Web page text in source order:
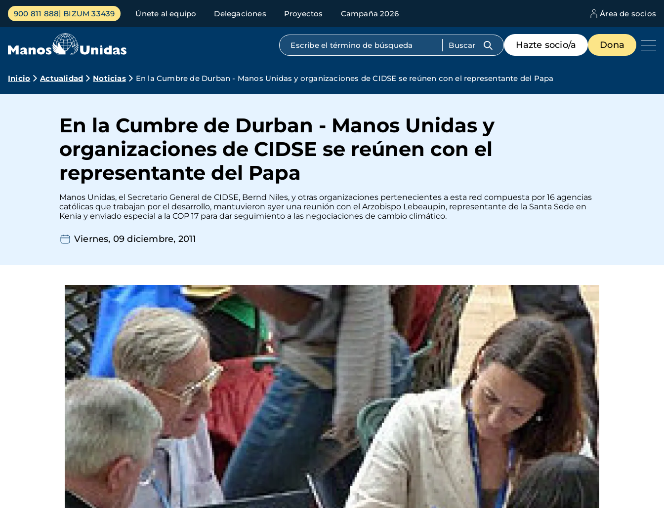
Pasar
contenido
Menú
principal
900 811 888 BIZUM 33439 Únete al equipo Delegaciones Proyectos Campaña 2026 Área de socios
Búsqueda por texto completo
Menú
de
destacados
Hazte socio/a Dona
Ruta
navegación
Inicio Actualidad Noticias En la Cumbre de Durban - Manos Unidas y organizaciones de CIDSE se reúnen con el representante del Papa
En la Cumbre de Durban - Manos Unidas y
organizaciones de CIDSE se reúnen con el
representante del Papa
Manos Unidas, el Secretario General de CIDSE, Bernd Niles, y otras organizaciones pertenecientes a esta red compuesta por 16 agencias
católicas que trabajan por el desarrollo, mantuvieron ayer una reunión con el Arzobispo Lebeaupin, representante de la Santa Sede en
Kenia y enviado especial a la COP 17 para dar seguimiento a las negociaciones de cambio climático.
Viernes, 09 diciembre, 2011